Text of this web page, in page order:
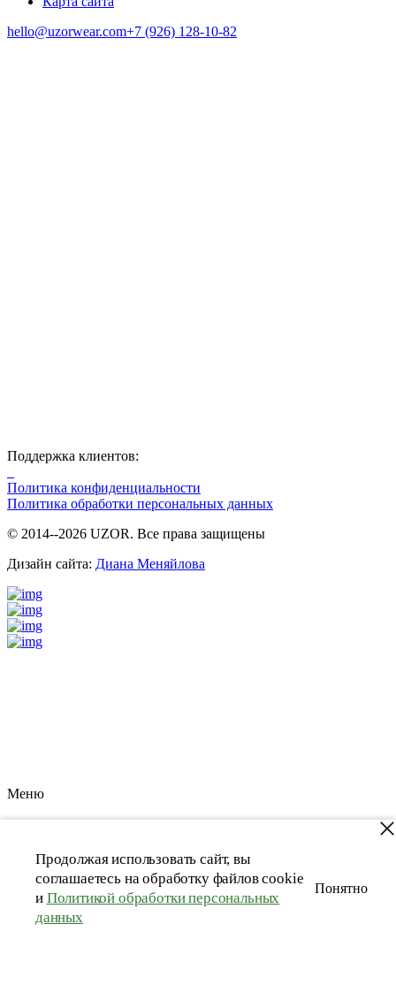
hello@uzorwear.com+7 (926) 128-10-82
Поддержка клиентов:
Политика конфиденциальности
Политика обработки персональных данных
© 2014--2026 UZOR. Все права защищены
Дизайн сайта: Диана Меняйлова
Meню
Продолжая использовать сайт, вы
соглашаетесь на обработку файлов cookie
и Политикой обработки персональных
данных
Понятно